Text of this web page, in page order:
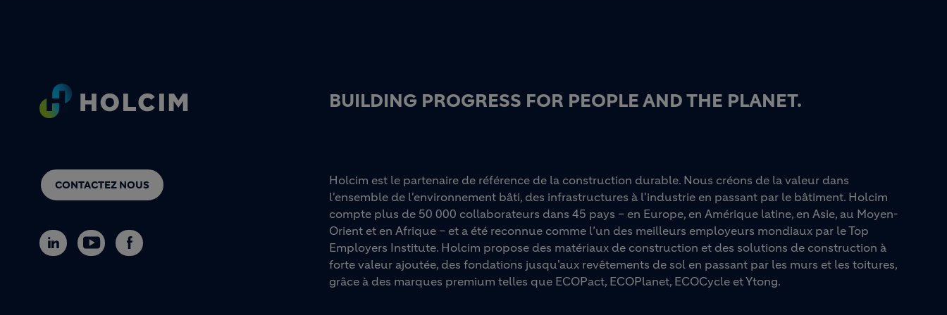
BUILDING PROGRESS FOR PEOPLE AND THE PLANET.
CONTACTEZ NOUS
Holcim est le partenaire de référence de la construction durable. Nous créons de la valeur dans
l'ensemble de l'environnement bâti, des infrastructures à l'industrie en passant par le bâtiment. Holcim
compte plus de 50 000 collaborateurs dans 45 pays – en Europe, en Amérique latine, en Asie, au Moyen-
Orient et en Afrique – et a été reconnue comme l’un des meilleurs employeurs mondiaux par le Top
Employers Institute. Holcim propose des matériaux de construction et des solutions de construction à
forte valeur ajoutée, des fondations jusqu'aux revêtements de sol en passant par les murs et les toitures,
grâce à des marques premium telles que ECOPact, ECOPlanet, ECOCycle et Ytong.